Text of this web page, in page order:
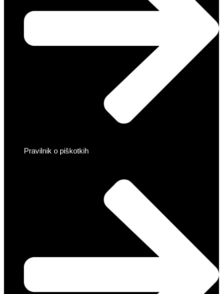
Pravilnik o piškotkih